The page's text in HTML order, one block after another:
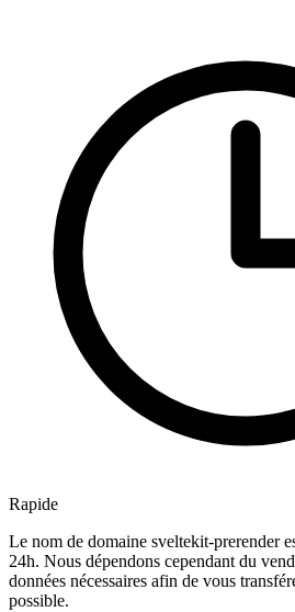
Rapide
Le nom de domaine sveltekit-prerender
24h. Nous dépendons cependant du
données nécessaires afin de vous
possible.